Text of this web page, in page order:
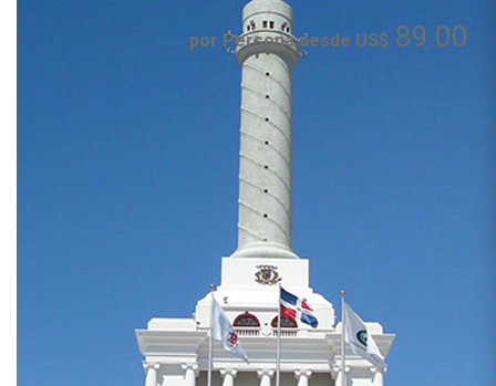
por Persona desde US$ 89.00